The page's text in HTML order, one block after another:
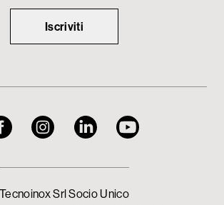
Iscriviti
Tecnoinox Srl Socio Unico